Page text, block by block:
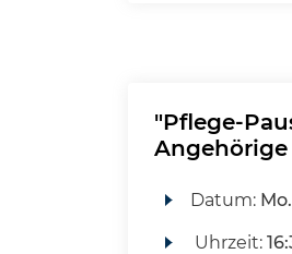
"Pflege-
Angehörige
Datum: Mo.
Uhrzeit: